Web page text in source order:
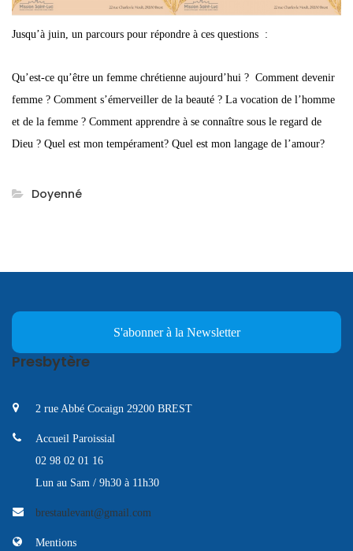
Jusqu’à juin, un parcours pour répondre à ces questions :
Qu’est-ce qu’être un femme chrétienne aujourd’hui ? Comment devenir
femme ? Comment s’émerveiller de la beauté ? La vocation de l’homme
et de la femme ? Comment apprendre à se connaître sous le regard de
Dieu ? Quel est mon tempérament? Quel est mon langage de l’amour?
Doyenné
S'abonner à la Newsletter
Presbytère
2 rue Abbé Cocaign 29200 BREST
Accueil Paroissial
02 98 02 01 16
Lun au Sam / 9h30 à 11h30
brestaulevant@gmail.com
Mentions